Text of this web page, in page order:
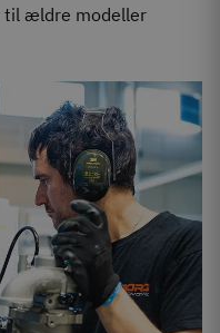
til ældre modeller